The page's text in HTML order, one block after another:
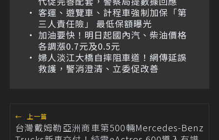
客運、遊覽車、計程車強制加保「第
三人責任險」 最低保額曝光
加油要快！明日起國內汽、柴油價格
各調漲0.7元及0.5元
婦人淡江大橋自摔阻車道！網傳延誤
救護，警消澄清、立委促改善
← 上一篇
台灣戴姆勒亞洲商車第500輛Mercedes-Benz